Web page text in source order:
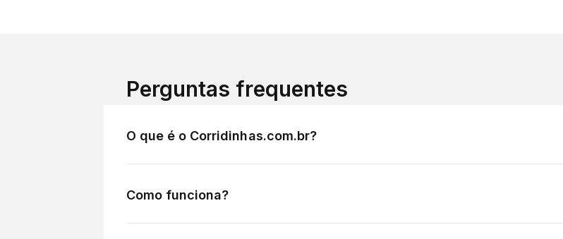
Perguntas frequentes
O que é o Corridinhas.com.br?
Como funciona?